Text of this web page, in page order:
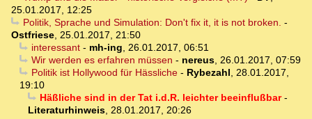
25.01.2017, 12:25
Politik, Sprache und Simulation: Don't fix it, it is not broken. -
Ostfriese, 25.01.2017, 21:50
interessant- mh-ing, 26.01.2017, 06:51
Wir werden es erfahren müssen - nereus, 26.01.2017, 07:59
Politik ist Hollywood für Hässliche- Rybezahl, 28.01.2017,
19:10
Häßliche sind in der Tat i.d.R. leichter beeinflußbar-
Literaturhinweis, 28.01.2017, 20:26